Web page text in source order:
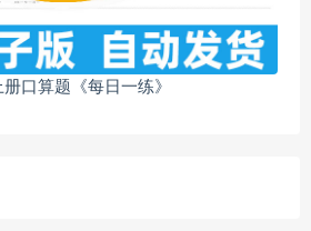
口算题《每日一练》